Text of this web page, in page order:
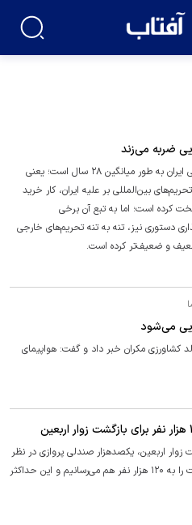
ضربه می‌زند
فاننشال تایمز می‌گوید که سن ناوگان هوایی ایران به طور میانگین ۲۸ سال است؛ یعنی
بین‌المللی بر علیه ایران، کار خرید
کرده است؛ اما به تبع آن برخی
دستوری نیز، تنه به تنه تحریم‌های خارجی
ضعیف و ضعیف‌تر کرده است.
کشاورزی مکران خبر داد و گفت: هواپیمای
اربعین، یکصدهزار صندلی پروازی در نظر
گرفته شد، اما با همکاری نهاد‌ها این ظرفیت را به ۱۲۰ هزار نفر هم می‌رسانیم و این حداکثر